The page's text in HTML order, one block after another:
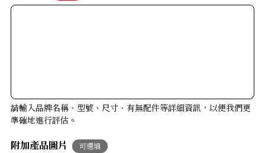
請輸入品牌名稱、型號、尺寸、有無配件等詳細資訊，以便我們更
準確地進行評估。
附加產品圖片 可選填